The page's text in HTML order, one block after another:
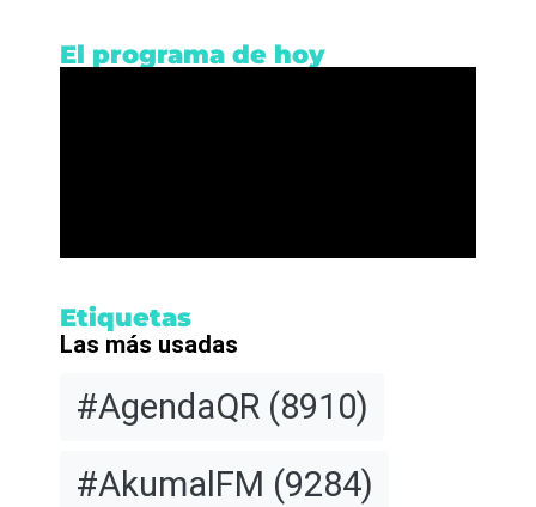
El programa de hoy
Etiquetas
Las más usadas
#AgendaQR (8910)
#AkumalFM (9284)